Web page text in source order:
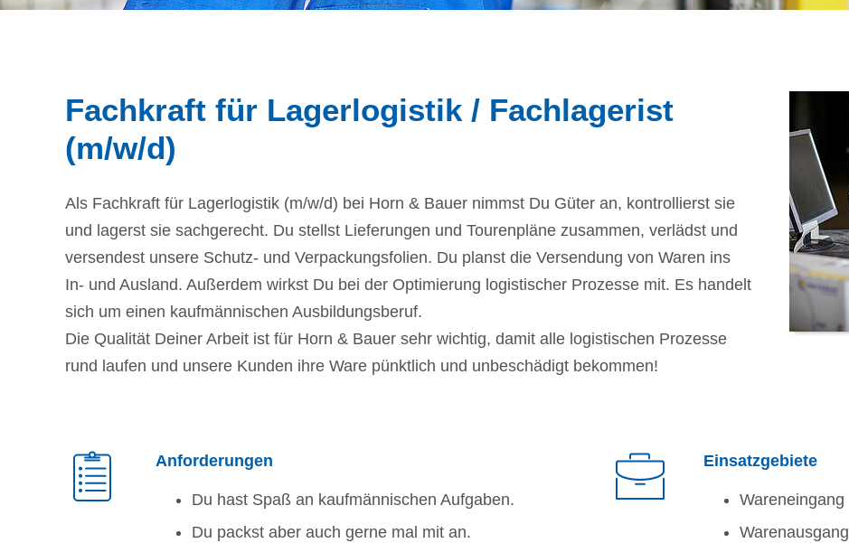
Fachkraft für Lagerlogistik / Fachlagerist
(m/w/d)
Als Fachkraft für Lagerlogistik (m/w/d) bei Horn & Bauer nimmst Du Güter an, kontrollierst sie
und lagerst sie sachgerecht. Du stellst Lieferungen und Tourenpläne zusammen, verlädst und
versendest unsere Schutz- und Verpackungsfolien. Du planst die Versendung von Waren ins
In- und Ausland. Außerdem wirkst Du bei der Optimierung logistischer Prozesse mit. Es handelt
sich um einen kaufmännischen Ausbildungsberuf.
Die Qualität Deiner Arbeit ist für Horn & Bauer sehr wichtig, damit alle logistischen Prozesse
rund laufen und unsere Kunden ihre Ware pünktlich und unbeschädigt bekommen!
Anforderungen
Du hast Spaß an kaufmännischen Aufgaben.
Du packst aber auch gerne mal mit an.
Einsatzgebiete
Wareneingang
Warenausgang